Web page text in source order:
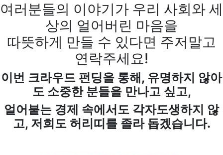
여러분들의 이야기가 우리 사회와 세
상의 얼어버린 마음을
따뜻하게 만들 수 있다면 주저말고
연락주세요!
이번 크라우드 펀딩을 통해, 유명하지 않아
도 소중한 분들을 만나고 싶고,
얼어붙는 경제 속에서도 각자도생하지 않
고, 저희도 허리띠를 졸라 돕겠습니다.